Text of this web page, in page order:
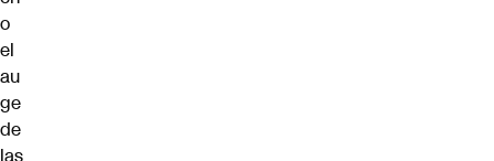
o
el
au
ge
de